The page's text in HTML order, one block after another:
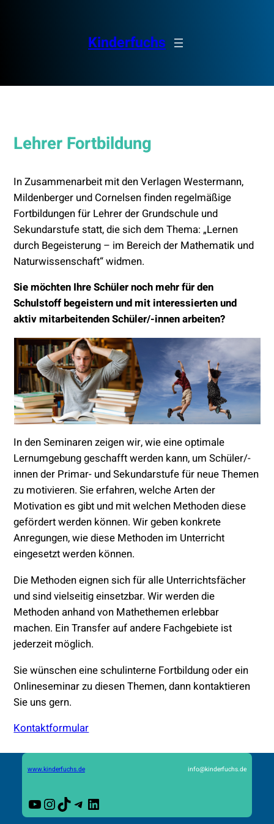
Kinderfuchs
Lehrer Fortbildung
In Zusammenarbeit mit den Verlagen Westermann,
Mildenberger und Cornelsen finden regelmäßige
Fortbildungen für Lehrer der Grundschule und
Sekundarstufe statt, die sich dem Thema: „Lernen
durch Begeisterung – im Bereich der Mathematik und
Naturwissenschaft“ widmen.
Sie möchten Ihre Schüler noch mehr für den
Schulstoff begeistern und mit interessierten und
aktiv mitarbeitenden Schüler/-innen arbeiten?
In den Seminaren zeigen wir, wie eine optimale
Lernumgebung geschafft werden kann, um Schüler/-
innen der Primar- und Sekundarstufe für neue Themen
zu motivieren. Sie erfahren, welche Arten der
Motivation es gibt und mit welchen Methoden diese
gefördert werden können. Wir geben konkrete
Anregungen, wie diese Methoden im Unterricht
eingesetzt werden können.
Die Methoden eignen sich für alle Unterrichtsfächer
und sind vielseitig einsetzbar. Wir werden die
Methoden anhand von Mathethemen erlebbar
machen. Ein Transfer auf andere Fachgebiete ist
jederzeit möglich.
Sie wünschen eine schulinterne Fortbildung oder ein
Onlineseminar zu diesen Themen, dann kontaktieren
Sie uns gern.
Kontaktformular
www.kinderfuchs.de info@kinderfuchs.de
YouTube
Instagram
TikTok
Telegram
LinkedIn